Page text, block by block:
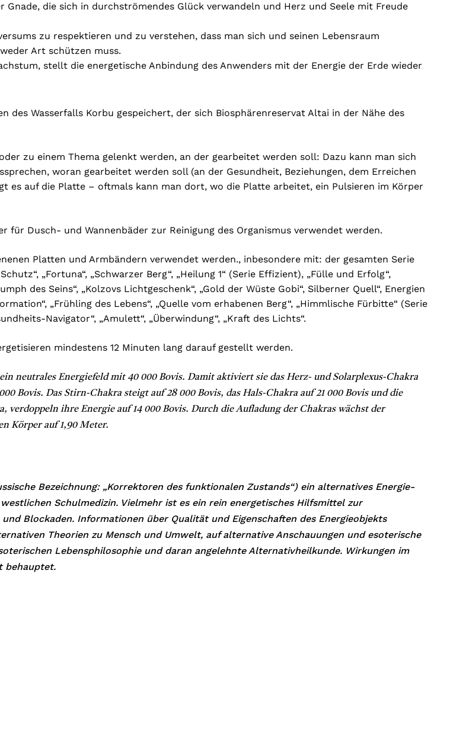
No products in the cart.
die sich in durchströmendes Glück verwandeln und Herz und Seele mit Freude
zu respektieren und zu verstehen, dass man sich und seinen Lebensraum
Art schützen muss.
stellt die energetische Anbindung des Anwenders mit der Energie der Erde wieder
des Wasserfalls Korbu gespeichert, der sich Biosphärenreservat Altai in der Nähe des
zu einem Thema gelenkt werden, an der gearbeitet werden soll: Dazu kann man sich
woran gearbeitet werden soll (an der Gesundheit, Beziehungen, dem Erreichen
es auf die Platte – oftmals kann man dort, wo die Platte arbeitet, ein Pulsieren im Körper
für Dusch- und Wannenbäder zur Reinigung des Organismus verwendet werden.
Platten und Armbändern verwendet werden., inbesondere mit: der gesamten Serie
„Fortuna“, „Schwarzer Berg“, „Heilung 1“ (Serie Effizient), „Fülle und Erfolg“,
des Seins“, „Kolzovs Lichtgeschenk“, „Gold der Wüste Gobi“, Silberner Quell“, Energien
„Frühling des Lebens“, „Quelle vom erhabenen Berg“, „Himmlische Fürbitte“ (Serie
Navigator“, „Amulett“, „Überwindung“, „Kraft des Lichts“.
mindestens 12 Minuten lang darauf gestellt werden.
neutrales Energiefeld mit 40 000 Bovis. Damit aktiviert sie das Herz- und Solarplexus-Chakra
Bovis. Das Stirn-Chakra steigt auf 28 000 Bovis, das Hals-Chakra auf 21 000 Bovis und die
verdoppeln ihre Energie auf 14 000 Bovis. Durch die Aufladung der Chakras wächst der
Körper auf 1,90 Meter.
Bezeichnung: „Korrektoren des funktionalen Zustands“) ein alternatives Energie-
Schulmedizin. Vielmehr ist es ein rein energetisches Hilfsmittel zur
Blockaden. Informationen über Qualität und Eigenschaften des Energieobjekts
Theorien zu Mensch und Umwelt, auf alternative Anschauungen und esoterische
Lebensphilosophie und daran angelehnte Alternativheilkunde. Wirkungen im
behauptet.